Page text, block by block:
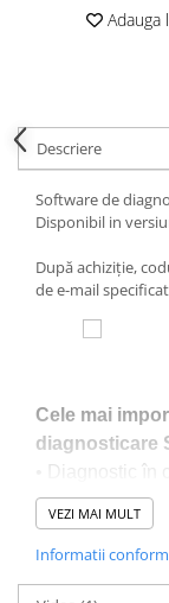
Adauga
Descriere
Software de
Disponibil in
După achiziție,
de e-mail
Cele mai
diagnosticare
• Diagnostic în
rapidă a
service.
•
VEZI MAI MULT
Informatii